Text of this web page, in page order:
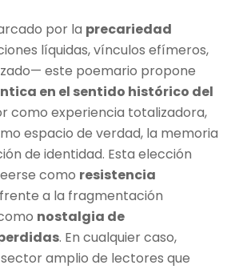
por la precariedad
líquidas, vínculos efímeros,
este poemario propone
en el sentido histórico del
como experiencia totalizadora,
espacio de verdad, la memoria
de identidad. Esta elección
como resistencia
frente a la fragmentación
nostalgia de
. En cualquier caso,
amplio de lectores que